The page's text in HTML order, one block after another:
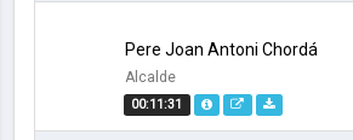
00:11:31
Pere Joan Antoni Chordá
Alcalde